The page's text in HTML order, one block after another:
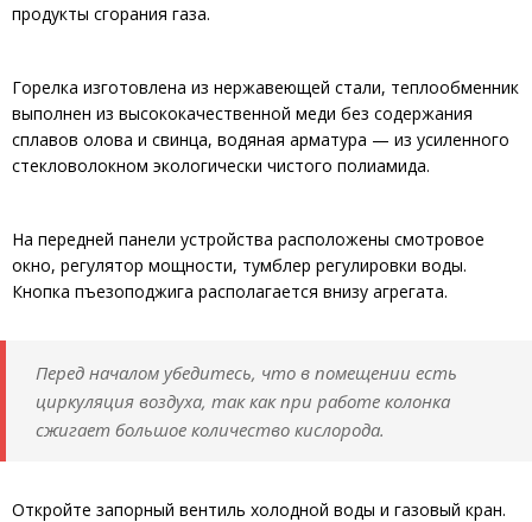
продукты сгорания газа.
Горелка изготовлена из нержавеющей стали, теплообменник
выполнен из высококачественной меди без содержания
сплавов олова и свинца, водяная арматура — из усиленного
стекловолокном экологически чистого полиамида.
На передней панели устройства расположены смотровое
окно, регулятор мощности, тумблер регулировки воды.
Кнопка пъезоподжига располагается внизу агрегата.
Перед началом убедитесь, что в помещении есть
циркуляция воздуха, так как при работе колонка
сжигает большое количество кислорода.
Откройте запорный вентиль холодной воды и газовый кран.